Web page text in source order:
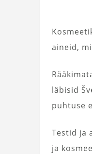
aineid,
läbisid
puhtuse
Testid ja
ja